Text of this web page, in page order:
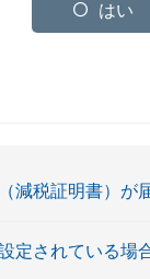
はい
減税証明書）が
定されている場